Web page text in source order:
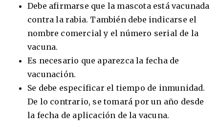
Debe afirmarse que la mascota está vacunada
contra la rabia. También debe indicarse el
nombre comercial y el número serial de la
vacuna.
Es necesario que aparezca la fecha de
vacunación.
Se debe especificar el tiempo de inmunidad.
De lo contrario, se tomará por un año desde
la fecha de aplicación de la vacuna.